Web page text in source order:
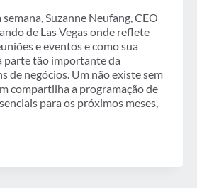
Suzanne Neufang, CEO
de Las Vegas onde reflete
e eventos e como sua
parte tão importante da
de negócios. Um não existe sem
compartilha a programação de
para os próximos meses,